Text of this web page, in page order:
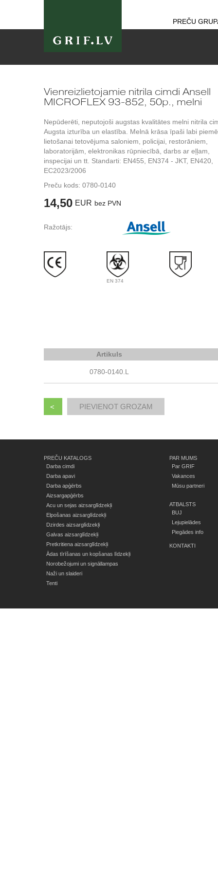
PREČU
Vienreizlietojamie nitrila cimdi Ansell
MICROFLEX 93-852, 50p., melni
Nepūderēti, neputojoši augstas kvalitātes melni nitrila
Augsta izturība un elastība. Melnā krāsa īpaši labi
lietošanai tetovējuma saloniem, policijai, restorāniem,
laboratorijām, elektronikas rūpniecībā, darbs ar eļļam,
inspecijai un tt. Standarti: EN455, EN374 - JKT, EN420,
EC2023/2006
Preču kods: 0780-0140
14,50 EUR bez PVN
Ražotājs:
EN 374
Artikuls
0780-0140.L
<
PREČU KATALOGS
Darba cimdi
Darba apavi
Darba apģērbs
Aizsargapģērbs
Acu un sejas aizsarglīdzekļi
Elpošanas aizsarglīdzekļi
Dzirdes aizsarglīdzekļi
Galvas aizsarglīdzekļi
Pretkritiena aizsarglīdzekļi
Ādas tīrīšanas un kopšanas līdzekļi
Norobežojumi un signāllampas
Naži un slaideri
Tenti
PAR MUMS
Par GRIF
Vakances
Mūsu partneri
ATBALSTS
BUJ
Lejupielādes
Piegādes info
KONTAKTI